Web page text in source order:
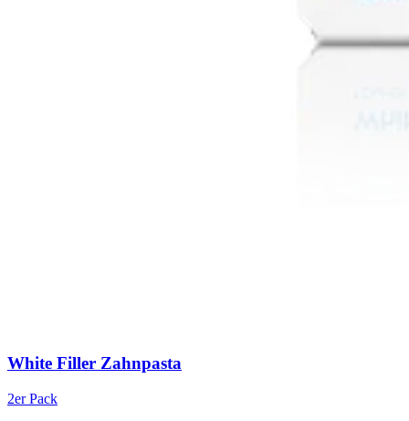
White Filler Zahnpasta
2er Pack